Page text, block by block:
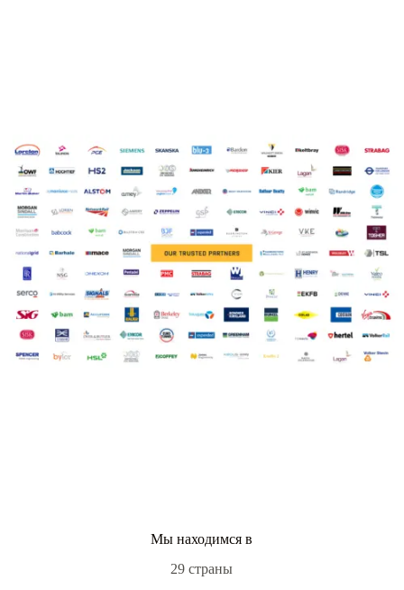
Мы находимся в
29 страны